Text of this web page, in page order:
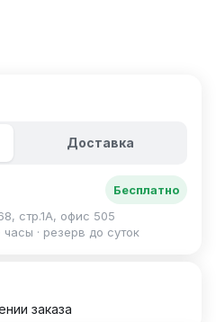
Доставка
Бесплатно
стр.1А, офис 505
· резерв до суток
заказа